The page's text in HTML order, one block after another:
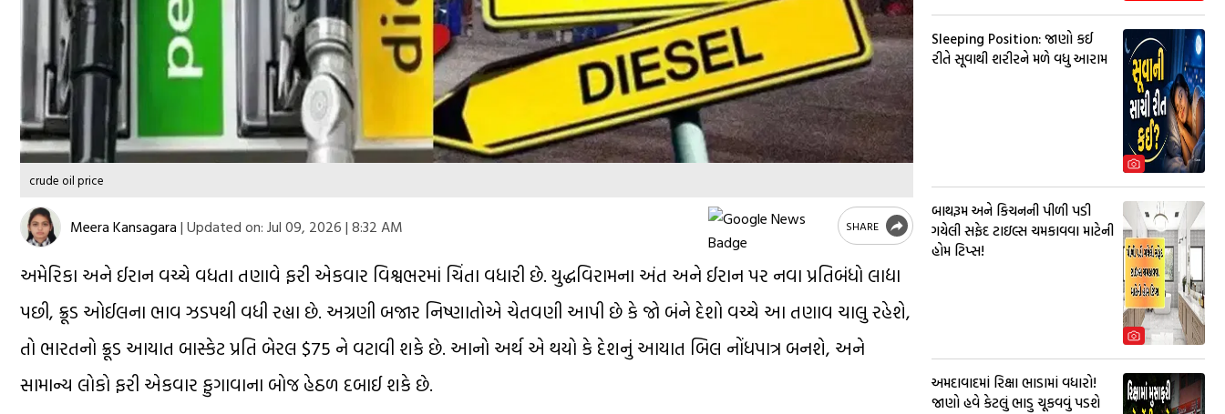
crude oil price
Meera Kansagara | Updated on: Jul 09, 2026 | 8:32 AM SHARE
અમેરિકા અને ઈરાન વચ્ચે વધતા તણાવે ફરી એકવાર વિશ્વભરમાં ચિંતા વધારી છે. યુદ્ધવિરામના અંત અને ઈરાન પર નવા પ્રતિબંધો લાદ્યા
પછી, ક્રૂડ ઓઈલના ભાવ ઝડપથી વધી રહ્યા છે. અગ્રણી બજાર નિષ્ણાતોએ ચેતવણી આપી છે કે જો બંને દેશો વચ્ચે આ તણાવ ચાલુ રહેશે,
તો ભારતનો ક્રૂડ આયાત બાસ્કેટ પ્રતિ બેરલ $75 ને વટાવી શકે છે. આનો અર્થ એ થયો કે દેશનું આયાત બિલ નોંધપાત્ર બનશે, અને
સામાન્ય લોકો ફરી એકવાર ફુગાવાના બોજ હેઠળ દબાઈ શકે છે.
Sleeping Position: જાણો કઈ
રીતે સૂવાથી શરીરને મળે વધુ આરામ
બાથરૂમ અને કિચનની પીળી પડી
ગયેલી સફેદ ટાઇલ્સ ચમકાવવા માટેની
હોમ ટિપ્સ!
અમદાવાદમાં રિક્ષા ભાડામાં વધારો!
જાણો હવે કેટલું ભાડુ ચૂકવવું પડશે